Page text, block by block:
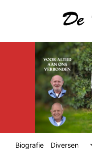
Biografie Diversen